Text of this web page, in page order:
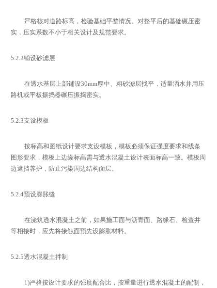
严格核对道路标高，检验基础平整情况。对整平后的基础碾压密
实，压实系数不小于相关设计及规范要求。
5.2.2铺设砂滤层
在透水基层上部铺设30mm厚中、粗砂滤层找平，适量洒水并用压
路机或平板振捣器碾压振捣密实。
5.2.3支设模板
按标高和图纸设计要求支设模板，模板必须保证强度要求和线条
图形要求，模板上边缘标高需与透水混凝土设计表面标高一致。模板周
边遮挡养护，防止污染周边结构面层。
5.2.4预设膨胀缝
在浇筑透水混凝土之前，如果施工面与沥青面、路缘石、检查井
等相接时，应先将接触面预先设膨胀材料。
5.2.5透水混凝土拌制
1)严格按设计要求的强度配合比，按重量进行透水混凝土的配制，